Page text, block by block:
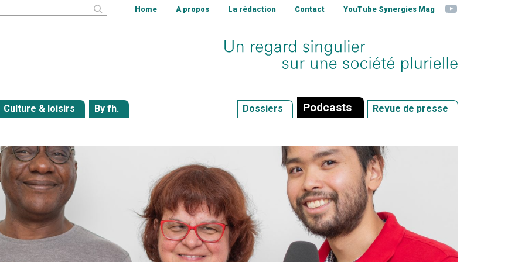
Home A propos La rédaction Contact YouTube Synergies Mag YouTube
Culture & loisirs By fh. Dossiers Podcasts Revue de presse